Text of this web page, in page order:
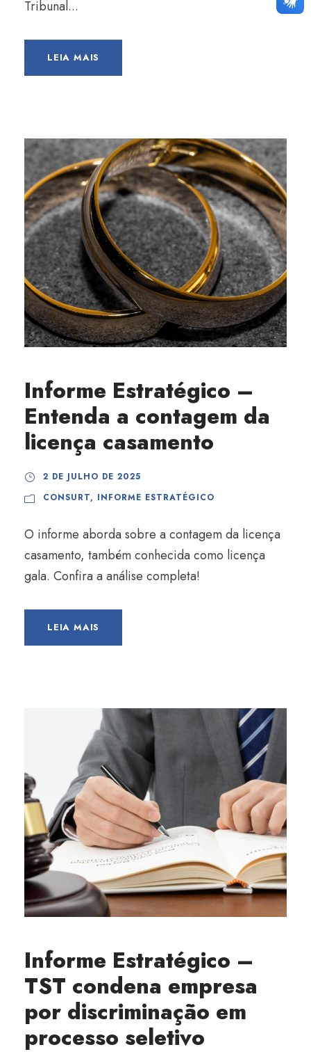
Tribunal...
LEIA MAIS
Informe Estratégico –
Entenda a contagem da
licença casamento
2 DE JULHO DE 2025
CONSURT, INFORME ESTRATÉGICO
O informe aborda sobre a contagem da licença
casamento, também conhecida como licença
gala. Confira a análise completa!
LEIA MAIS
Informe Estratégico –
TST condena empresa
por discriminação em
processo seletivo